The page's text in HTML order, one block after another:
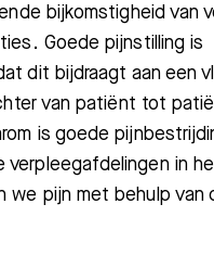
bijkomstigheid van
Goede pijnstilling is
dit bijdraagt aan een
van patiënt tot
is goede
verpleegafdelingen in
we pijn met behulp van